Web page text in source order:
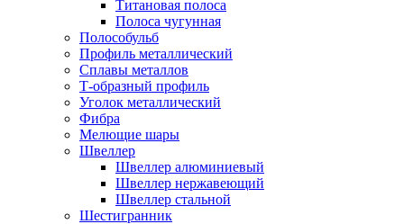
Титановая полоса
Полоса чугунная
Полособульб
Профиль металлический
Сплавы металлов
Т-образный профиль
Уголок металлический
Фибра
Мелющие шары
Швеллер
Швеллер алюминиевый
Швеллер нержавеющий
Швеллер стальной
Шестигранник